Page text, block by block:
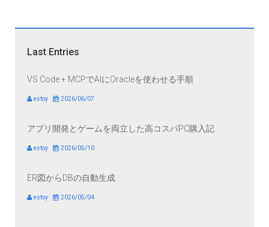
Last Entries
VS Code + MCPでAIにOracleを使わせる手順
estoy 2026/06/07
アプリ開発とゲームを両立した高コスパPC購入記
estoy 2026/05/10
ER図からDBの自動生成
estoy 2026/05/04